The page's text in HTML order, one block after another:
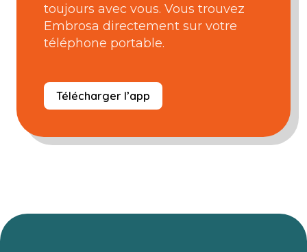
toujours avec vous. Vous trouvez
Embrosa directement sur votre
téléphone portable.
Télécharger l’app